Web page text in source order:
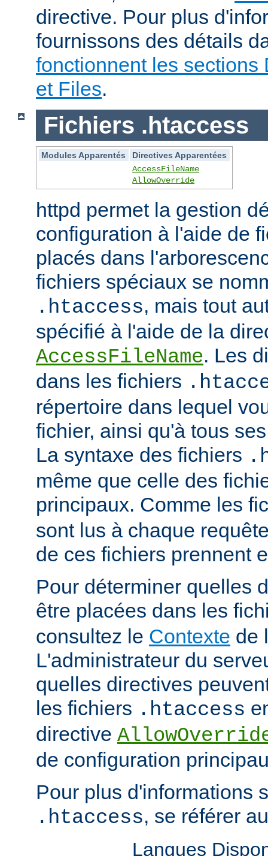
directive. Pour plus
fournissons des détails
fonctionnent les sections
et Files.
Fichiers .htaccess
Modules Apparentés
Directives Apparentées
AccessFileName
AllowOverride
httpd permet la gestion
configuration à l'aide de
placés dans
fichiers spéciaux se
.htaccess, mais tout
spécifié à l'aide de la
AccessFileName. Les
dans les fichiers
répertoire dans lequel
fichier, ainsi qu'à tous
La syntaxe des fichiers
même que celle des
principaux. Comme les
sont lus à chaque
de ces fichiers prennent
Pour déterminer quelles
être placées dans les
consultez le Contexte de
L'administrateur du
quelles directives
les fichiers .htaccess
directive
de configuration
Pour plus d'informations
.htaccess, se référer
Langues